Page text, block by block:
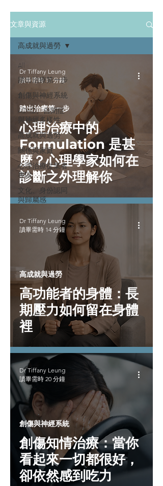
文章與資源
All
踏出治療第一步
創傷與神經系統
ADHD、自閉症
與神經多樣性
高成就與過勞
關係與家庭
心理治療從業者
專區
文化、身份認同
與歸屬感
高成就與過勞
心理治療中的
Formulation 是甚
麼？心理學家如何在
診斷之外理解你
踏出治療第一步
Dr Tiffany Leung
讀畢需時 17 分鐘
高功能者的身體：長
期壓力如何留在身體
裡
高成就與過勞
Dr Tiffany Leung
讀畢需時 14 分鐘
創傷知情治療：當你
看起來一切都很好，
卻依然感到吃力
創傷與神經系統
Dr Tiffany Leung
讀畢需時 20 分鐘